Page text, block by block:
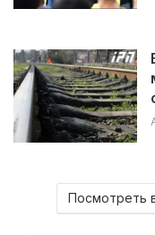
Посмотреть